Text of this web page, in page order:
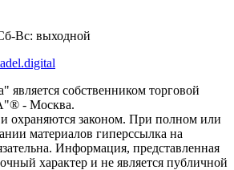
Вс: выходной
является собственником торговой
- Москва.
охраняются законом. При полном или
материалов гиперссылка на
Информация, представленная
характер и не является публичной